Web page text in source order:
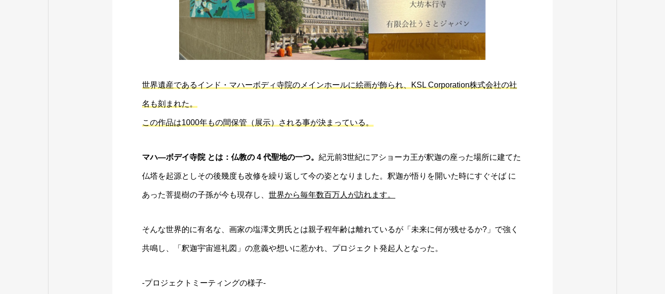
世界遺産であるインド・マハーボディ寺院のメインホールに絵画が飾られ、KSL Corporation株式会社の社
名も刻まれた。
この作品は1000年もの間保管（展示）される事が決まっている。
マハ―ボデイ寺院 とは：仏教の 4 代聖地の一つ。 紀元前3世紀にアショーカ王が釈迦の座った場所に建てた
仏塔を起源としその後幾度も改修を繰り返して今の姿となりました。釈迦が悟りを開いた時にすぐそば に
あった菩提樹の子孫が今も現存し、 世界から毎年数百万人が訪れます。
そんな世界的に有名な、画家の塩澤文男氏とは親子程年齢は離れているが「未来に何が残せるか?」で強く
共鳴し、「釈迦宇宙巡礼図」の意義や想いに惹かれ、プロジェクト発起人となった。
-プロジェクトミーティングの様子-